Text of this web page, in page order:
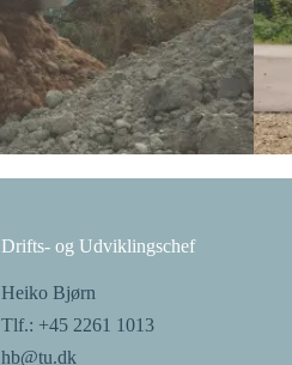
Drifts- og Udviklingschef​​​​‌ ‍ ​‍​‍‌‍ ‌ ​‍‌‍‍‌‌‍‌ ‌‍‍‌‌‍ ‍​‍​‍​ ‍‍​‍​‍‌ ​ ‌‍​‌‌‍ ‍‌‍‍‌‌ ‌​‌ ‍‌​‍ ‍‌‍‍‌‌‍ ​‍​‍​‍ ​​‍​‍‌‍‍​‌ ​‍‌‍‌‌‌‍‌‍​‍​‍​ ‍‍​‍​‍‌‍‍​‌ ‌​‌ ‌​‌ ​​‌ ​ ​ ‍‍​‍ ​‍ ‌ ‌​‌ ‌‌​‍ ‍‌ ​ ‌‍​‌‌‍ ‍‌‍‍‌‌ ‌​‌ ‍‌​‍ ‍‌ ​ ‌ ‌​‌ ‌‌‌‍‌​‌‍‍‌‌‍ ​‍ ‌‍‍‌‌‍ ‍‌ ‌​‌‍‌‌‌‍ ‍‌ ‌​​‍ ‌‍‌‌‌‍‌​‌‍‍‌‌ ‌​​‍ ‌‍ ‌‌‍ ‌‍‌​‌‍‌‌​ ‌‌ ​​‌ ​‍‌‍‌‌‌ ​ ‌‍‌‌‌‍ ‍‌ ‌​‌‍​‌‌ ‌​‌‍‍‌‌‍ ‌‍ ‍​ ‍ ‌‍‍‌‌‍‌​​ ‌‌‍‌‍‌‍ ‌‍ ‌ ‌​‌‍‌‌‌ ​‍​‍ ‌‌‍‌​‌‍​‌​ ‍ ‌ ‌​‌ ‍‌‌ ​​‌‍‌‌​ ‌‌‍‌‍‌‍ ‌‍ ‌ ‌​‌‍‌‌‌ ​‍​ ‍ ‌ ​​‌‍​‌‌ ‌​‌‍‍​​ ‌‌‍​ ‌‍ ‌‍ ​‌ ‌‌‌‍ ‌‌‍ ‍‌ ​ ​‍‌‌​ ‌‌‌​​‍‌‌ ‌‍‍ ‌‍‌‌‌ ‍‌​‍‌‌​ ​ ‌​‌​​‍‌‌​ ​ ‌​‌​​‍‌‌​ ​‍​ ​‍‌‍​‍‌‍‌‍​ ‌‍‌‍‌‌‌‍‌​‌‍‌​‌‍​ ‌‍‌‌​‍‌‌​ ​‍​ ​‍​‍‌‌​ ‌‌‌​‌​​‍ ‍‌ ‌​‌‍‍‌‌ ‌​‌‍ ​‌‍‌‌​ ‌‍​‍‌‍​‌‌ ​ ‌‍‌‌‌‌‌‌‌ ​‍‌‍ ​​ ‌‌‍‍​‌ ‌​‌ ‌​‌ ​​‌ ​ ​‍‌‌​ ​ ‌​​‌​‍‌‌​ ​‍‌​‌‍​‍‌‌​ ​‍‌​‌‍‌ ‌​‌ ‌‌​‍ ‍‌ ​ ‌‍​‌‌‍ ‍‌‍‍‌‌ ‌​‌ ‍‌​‍ ‍‌ ​ ‌ ‌​‌ ‌‌‌‍‌​‌‍‍‌‌‍ ​‍‌‍‌‍‍‌‌‍‌​​ ‌‌‍‌‍‌‍ ‌‍ ‌ ‌​‌‍‌‌‌ ​‍​‍ ‌‌‍‌​‌‍​‌​‍‌‍‌ ‌​‌ ‍‌‌ ​​‌‍‌‌​ ‌‌‍‌‍‌‍ ‌‍ ‌ ‌​‌‍‌‌‌ ​‍​‍‌‍‌ ​​‌‍​‌‌ ‌​‌‍‍​​ ‌‌‍​ ‌‍ ‌‍ ​‌ ‌‌‌‍ ‌‌‍ ‍‌ ​ ​‍‌‌​ ‌‌‌​​‍‌‌ ‌‍‍ ‌‍‌‌‌ ‍‌​‍‌‌​ ​ ‌​‌​​‍‌‌​ ​ ‌​‌​​‍‌‌​ ​‍​ ​‍‌‍​‍‌‍‌‍​ ‌‍‌‍‌‌‌‍‌​‌‍‌​‌‍​ ‌‍‌‌​‍‌‌​ ​‍​ ​‍​‍‌‌​ ‌‌‌​‌​​‍ ‍‌ ‌​‌‍‍‌‌ ‌​‌‍ ​‌‍‌‌​‍‌‍‌ ​​‌‍‌‌‌ ​‍‌ ​ ‌ ​​‌‍‌‌‌‍​ ‌ ‌​‌‍‍‌‌ ‌‍‌‍‌‌​ ‌‌ ​​‌ ‌‌‌‍​‍‌‍ ​‌‍‍‌‌ ​ ‌‍‍​‌‍‌‌‌‍‌​​‍​‍‌ ‌
Heiko Bjørn
Tlf.: +45 2261 1013
hb@tu.dk​​​​‌ ‍ ​‍​‍‌‍ ‌ ​‍‌‍‍‌‌‍‌ ‌‍‍‌‌‍ ‍​‍​‍​ ‍‍​‍​‍‌ ​ ‌‍​‌‌‍ ‍‌‍‍‌‌ ‌​‌ ‍‌​‍ ‍‌‍‍‌‌‍ ​‍​‍​‍ ​​‍​‍‌‍‍​‌ ​‍‌‍‌‌‌‍‌‍​‍​‍​ ‍‍​‍​‍‌‍‍​‌ ‌​‌ ‌​‌ ​​‌ ​ ​ ‍‍​‍ ​‍ ‌ ‌​‌ ‌‌​‍ ‍‌ ​ ‌‍​‌‌‍ ‍‌‍‍‌‌ ‌​‌ ‍‌​‍ ‍‌ ​ ‌ ‌​‌ ‌‌‌‍‌​‌‍‍‌‌‍ ​‍ ‌‍‍‌‌‍ ‍‌ ‌​‌‍‌‌‌‍ ‍‌ ‌​​‍ ‌‍‌‌‌‍‌​‌‍‍‌‌ ‌​​‍ ‌‍ ‌‌‍ ‌‍‌​‌‍‌‌​ ‌‌ ​​‌ ​‍‌‍‌‌‌ ​ ‌‍‌‌‌‍ ‍‌ ‌​‌‍​‌‌ ‌​‌‍‍‌‌‍ ‌‍ ‍​ ‍ ‌‍‍‌‌‍‌​​ ‌‌‍‌‍‌‍ ‌‍ ‌ ‌​‌‍‌‌‌ ​‍​‍ ‌‌‍‌​‌‍​‌​ ‍ ‌ ‌​‌ ‍‌‌ ​​‌‍‌‌​ ‌‌‍‌‍‌‍ ‌‍ ‌ ‌​‌‍‌‌‌ ​‍​ ‍ ‌ ​​‌‍​‌‌ ‌​‌‍‍​​ ‌‌‍​ ‌‍ ‌‍ ​‌ ‌‌‌‍ ‌‌‍ ‍‌ ​ ​‍‌‌​ ‌‌‌​​‍‌‌ ‌‍‍ ‌‍‌‌‌ ‍‌​‍‌‌​ ​ ‌​‌​​‍‌‌​ ​ ‌​‌​​‍‌‌​ ​‍​ ​‍‌‍​‍‌‍‌‍​ ‌‍‌‍‌‌‌‍‌​‌‍‌​‌‍​ ‌‍‌‌​‍‌‌​ ​‍​ ​‍​‍‌‌​ ‌‌‌​‌​​‍ ‍‌‍​‍‌‍ ‌‍‌​‌ ‍‌​‍‌‌​ ‌‌‌​​‍‌‌ ‌‍‍ ‌‍‌‌‌ ‍‌​‍‌‌​ ​ ‌​‌​​‍‌‌​ ​ ‌​‌​​‍‌‌​ ​‍​ ​‍‌‍​ ‌‍​ ‌‍​‌‌‍​‌​ ‌‍​ ​​‌‍‌‍​ ​‌​‍‌‌​ ​‍​ ​‍​‍‌‌​ ‌‌‌​‌​​‍ ‍‌‍​ ‌‍‍​‌‍‍‌‌‍ ​‌‍‌​‌ ​‍‌‍‌‌‌‍ ‍​‍‌‌​ ‌‌‌​​‍‌‌ ‌‍‍ ‌‍‌‌‌ ‍‌​‍‌‌​ ​ ‌​‌​​‍‌‌​ ​ ‌​‌​​‍‌‌​ ​‍​ ​‍‌‍‌‌‌‍‌‌‌‍‌​‌‍‌​​ ​‌‌‍​ ​ ‌‌​ ​‌​‍‌‌​ ​‍​ ​‍​‍‌‌​ ‌‌‌​‌​​‍ ‍‌ ‌​‌‍‌‌‌ ‍​‌ ‌​​ ‌‍​‍‌‍​‌‌ ​ ‌‍‌‌‌‌‌‌‌ ​‍‌‍ ​​ ‌‌‍‍​‌ ‌​‌ ‌​‌ ​​‌ ​ ​‍‌‌​ ​ ‌​​‌​‍‌‌​ ​‍‌​‌‍​‍‌‌​ ​‍‌​‌‍‌ ‌​‌ ‌‌​‍ ‍‌ ​ ‌‍​‌‌‍ ‍‌‍‍‌‌ ‌​‌ ‍‌​‍ ‍‌ ​ ‌ ‌​‌ ‌‌‌‍‌​‌‍‍‌‌‍ ​‍‌‍‌‍‍‌‌‍‌​​ ‌‌‍‌‍‌‍ ‌‍ ‌ ‌​‌‍‌‌‌ ​‍​‍ ‌‌‍‌​‌‍​‌​‍‌‍‌ ‌​‌ ‍‌‌ ​​‌‍‌‌​ ‌‌‍‌‍‌‍ ‌‍ ‌ ‌​‌‍‌‌‌ ​‍​‍‌‍‌ ​​‌‍​‌‌ ‌​‌‍‍​​ ‌‌‍​ ‌‍ ‌‍ ​‌ ‌‌‌‍ ‌‌‍ ‍‌ ​ ​‍‌‌​ ‌‌‌​​‍‌‌ ‌‍‍ ‌‍‌‌‌ ‍‌​‍‌‌​ ​ ‌​‌​​‍‌‌​ ​ ‌​‌​​‍‌‌​ ​‍​ ​‍‌‍​‍‌‍‌‍​ ‌‍‌‍‌‌‌‍‌​‌‍‌​‌‍​ ‌‍‌‌​‍‌‌​ ​‍​ ​‍​‍‌‌​ ‌‌‌​‌​​‍ ‍‌‍​‍‌‍ ‌‍‌​‌ ‍‌​‍‌‌​ ‌‌‌​​‍‌‌ ‌‍‍ ‌‍‌‌‌ ‍‌​‍‌‌​ ​ ‌​‌​​‍‌‌​ ​ ‌​‌​​‍‌‌​ ​‍​ ​‍‌‍​ ‌‍​ ‌‍​‌‌‍​‌​ ‌‍​ ​​‌‍‌‍​ ​‌​‍‌‌​ ​‍​ ​‍​‍‌‌​ ‌‌‌​‌​​‍ ‍‌‍​ ‌‍‍​‌‍‍‌‌‍ ​‌‍‌​‌ ​‍‌‍‌‌‌‍ ‍​‍‌‌​ ‌‌‌​​‍‌‌ ‌‍‍ ‌‍‌‌‌ ‍‌​‍‌‌​ ​ ‌​‌​​‍‌‌​ ​ ‌​‌​​‍‌‌​ ​‍​ ​‍‌‍‌‌‌‍‌‌‌‍‌​‌‍‌​​ ​‌‌‍​ ​ ‌‌​ ​‌​‍‌‌​ ​‍​ ​‍​‍‌‌​ ‌‌‌​‌​​‍ ‍‌ ‌​‌‍‌‌‌ ‍​‌ ‌​​‍‌‍‌ ​​‌‍‌‌‌ ​‍‌ ​ ‌ ​​‌‍‌‌‌‍​ ‌ ‌​‌‍‍‌‌ ‌‍‌‍‌‌​ ‌‌ ​​‌ ‌‌‌‍​‍‌‍ ​‌‍‍‌‌ ​ ‌‍‍​‌‍‌‌‌‍‌​​‍​‍‌ ‌